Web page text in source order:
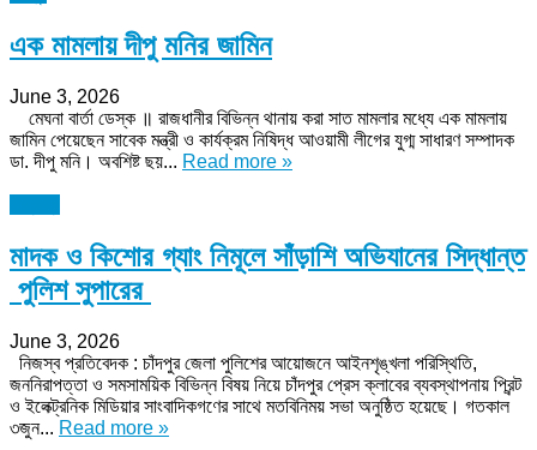
এক মামলায় দীপু মনির জামিন
June 3, 2026
মেঘনা বার্তা ডেস্ক ॥ রাজধানীর বিভিন্ন থানায় করা সাত মামলার মধ্যে এক মামলায়
জামিন পেয়েছেন সাবেক মন্ত্রী ও কার্যক্রম নিষিদ্ধ আওয়ামী লীগের যুগ্ম সাধারণ সম্পাদক
ডা. দীপু মনি। অবশিষ্ট ছয়... Read more »
মাদক ও কিশোর গ্যাং নিমূলে সাঁড়াশি অভিযানের সিদ্ধান্ত
পুলিশ সুপারের
June 3, 2026
নিজস্ব প্রতিবেদক : চাঁদপুর জেলা পুলিশের আয়োজনে আইনশৃঙ্খলা পরিস্থিতি,
জননিরাপত্তা ও সমসাময়িক বিভিন্ন বিষয় নিয়ে চাঁদপুর প্রেস ক্লাবের ব্যবস্থাপনায় প্রিন্ট
ও ইলেক্ট্রনিক মিডিয়ার সাংবাদিকগণের সাথে মতবিনিময় সভা অনুষ্ঠিত হয়েছে। গতকাল
৩জুন... Read more »